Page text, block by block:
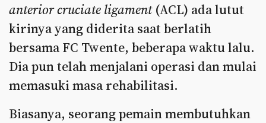
anterior cruciate ligament(ACL) ada lutut
kirinya yang diderita saat berlatih
bersama FC Twente, beberapa waktu lalu.
Dia pun telah menjalani operasi dan mulai
memasuki masa rehabilitasi.
Biasanya, seorang pemain membutuhkan